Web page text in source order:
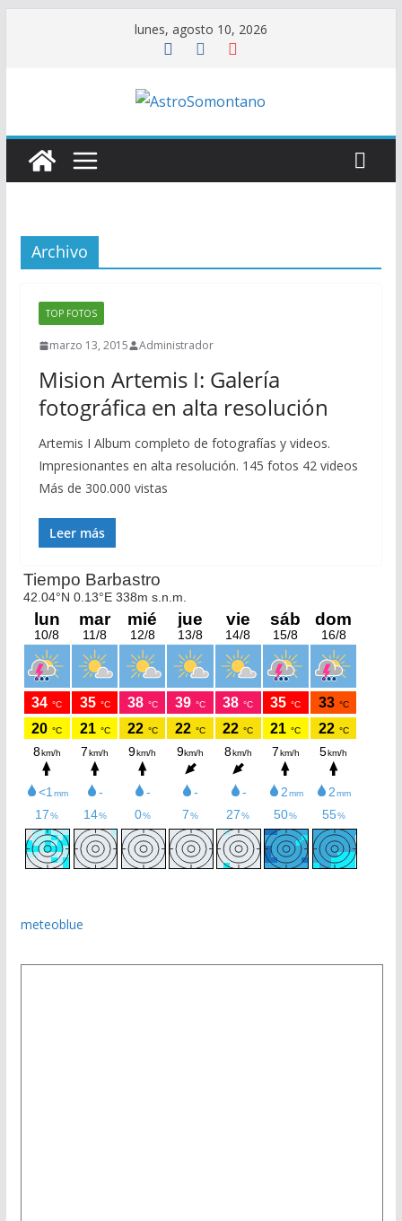
lunes, agosto 10, 2026
Archivo
TOP FOTOS
marzo 13, 2015 Administrador
Mision Artemis I: Galería
fotográfica en alta resolución
Artemis I Album completo de fotografías y videos.
Impresionantes en alta resolución. 145 fotos 42 videos
Más de 300.000 vistas
Leer más
meteoblue